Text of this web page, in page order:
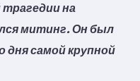
на
митинг. Он был
самой крупной